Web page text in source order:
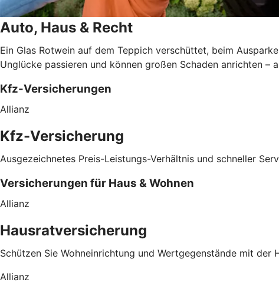
Auto, Haus & Recht
Ein Glas Rotwein auf dem Teppich verschüttet, beim
Unglücke passieren und können großen Schaden anrichten –
Kfz-Versicherungen
Allianz
Kfz-Versicherung
Ausgezeichnetes Preis-Leistungs-Verhältnis und schneller
Versicherungen für Haus & Wohnen
Allianz
Hausratversicherung
Schützen Sie Wohneinrichtung und Wertgegenstände mit der
Allianz